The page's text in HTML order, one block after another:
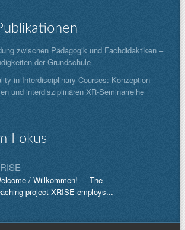
zwischen Pädagogik und Fachdidaktiken –
der Grundschule
in Interdisciplinary Courses: Konzeption
und interdisziplinären XR-Seminarreihe
Fokus
/ Willkommen! The
project XRISE employs...